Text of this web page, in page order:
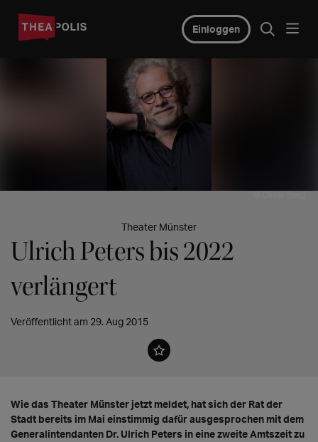
Einloggen
Theater Münster
Ulrich Peters bis 2022
verlängert
Veröffentlicht am 29. Aug 2015
Wie das Theater Münster jetzt meldet, hat sich der Rat der
Stadt bereits im Mai einstimmig dafür ausgesprochen mit dem
Generalintendanten Dr. Ulrich Peters in eine zweite Amtszeit zu